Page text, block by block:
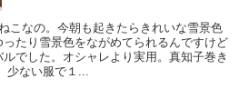
こなの。今朝も起きたらきれいな雪景色
たり雪景色をながめてられるんですけど
でした。オシャレより実用。真知子巻き
ない服で１...